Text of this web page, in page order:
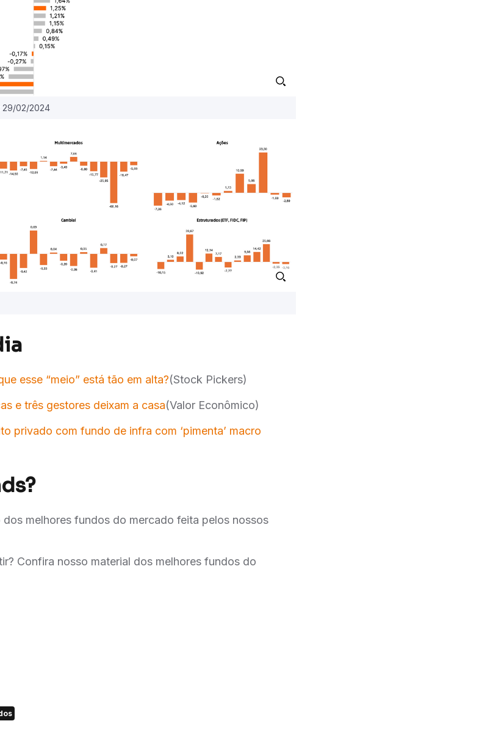
29/02/2024
esse “meio” está tão em alta?(Stock Pickers)
e três gestores deixam a casa(Valor Econômico)
privado com fundo de infra com ‘pimenta’ macro
dos melhores fundos do mercado feita pelos nossos
Confira nosso material dos melhores fundos do